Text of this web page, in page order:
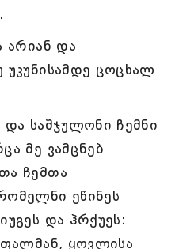
არიან და
უკუნისამდე ცოცხალ
საშჯულონი ჩემნი
მე ვამცნებ
ჩემთა
ეწინეს
და ჰრქუეს:
ყოვლისა